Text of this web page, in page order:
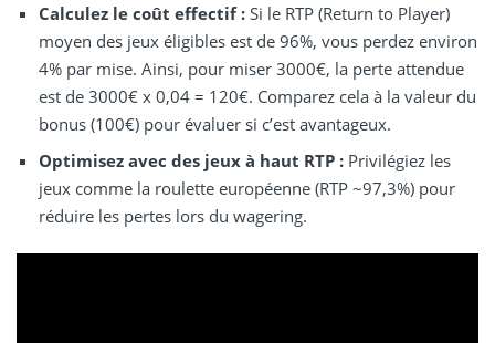
Calculez le coût effectif : Si le RTP (Return to Player)
moyen des jeux éligibles est de 96%, vous perdez environ
4% par mise. Ainsi, pour miser 3000€, la perte attendue
est de 3000€ x 0,04 = 120€. Comparez cela à la valeur du
bonus (100€) pour évaluer si c’est avantageux.
Optimisez avec des jeux à haut RTP : Privilégiez les
jeux comme la roulette européenne (RTP ~97,3%) pour
réduire les pertes lors du wagering.